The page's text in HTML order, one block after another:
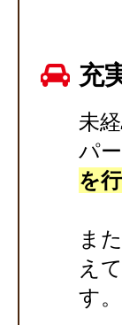
充
未
パ
を
ま
え
す。